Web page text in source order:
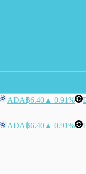
ADA฿6.40 ▲ 0.91%
ADA฿6.40 ▲ 0.91%